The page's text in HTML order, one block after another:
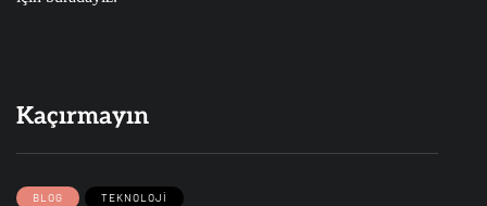
Kaçırmayın
BLOG TEKNOLOJI